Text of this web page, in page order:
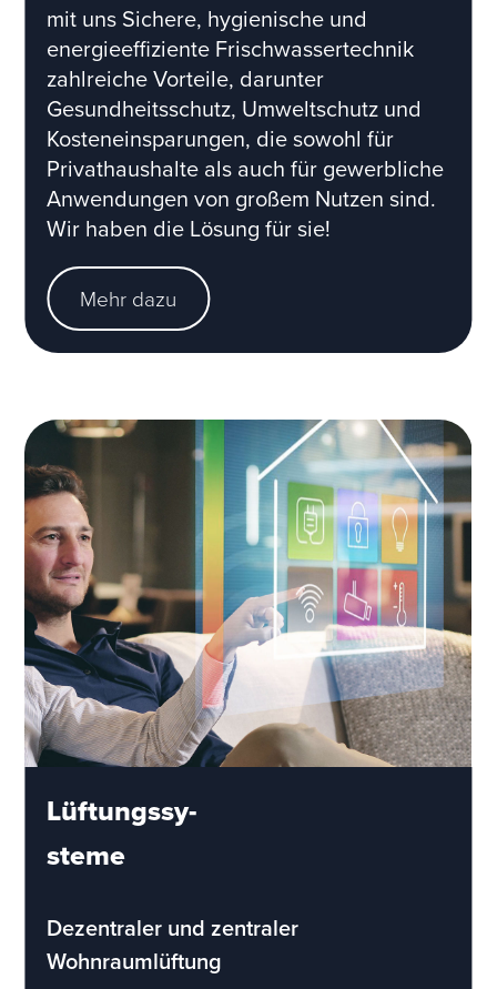
mit uns Sichere, hygienische und
energieeffiziente Frischwassertechnik
zahlreiche Vorteile, darunter
Gesundheitsschutz, Umweltschutz und
Kosteneinsparungen, die sowohl für
Privathaushalte als auch für gewerbliche
Anwendungen von großem Nutzen sind.
Wir haben die Lösung für sie!
Mehr dazu
Lüftungssy-
steme
Dezentraler und zentraler
Wohnraumlüftung